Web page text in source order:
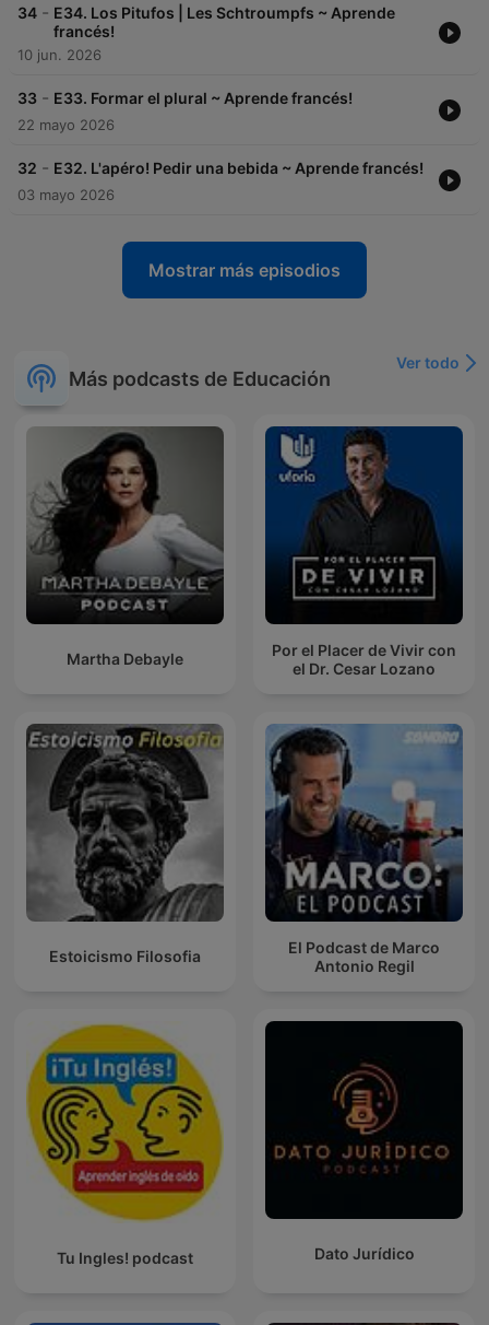
34 - E34. Los Pitufos | Les Schtroumpfs ~ Aprende
francés!
10 jun. 2026
33 - E33. Formar el plural ~ Aprende francés!
22 mayo 2026
32 - E32. L'apéro! Pedir una bebida ~ Aprende francés!
03 mayo 2026
Mostrar más episodios
Más podcasts de Educación
Ver todo
Martha Debayle
Por el Placer de Vivir con
el Dr. Cesar Lozano
Estoicismo Filosofia
El Podcast de Marco
Antonio Regil
Tu Ingles! podcast Dato Jurídico